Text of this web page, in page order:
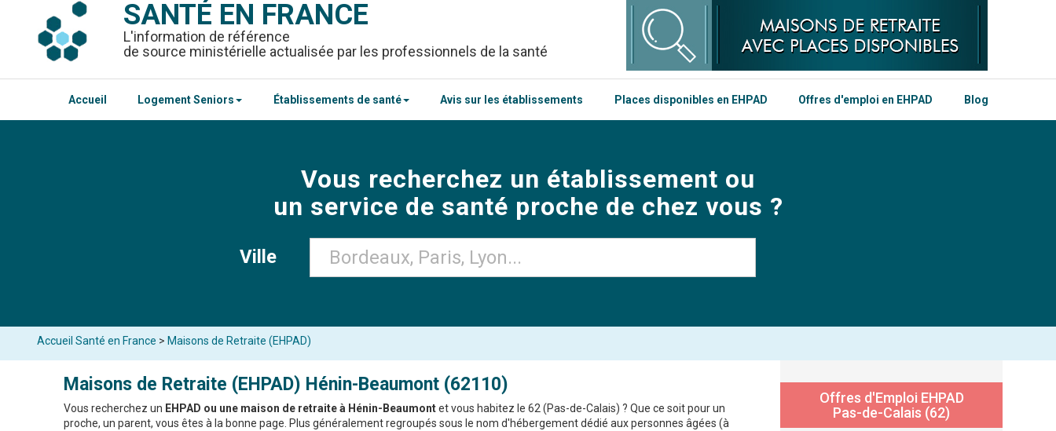
SANTÉ EN FRANCE
L'information de référence
de source ministérielle actualisée par les professionnels de la santé
Accueil Logement Seniors Établissements de santé Avis sur les établissements Places disponibles en EHPAD Offres d'emploi en EHPAD Blog
Vous recherchez un établissement ou
un service de santé proche de chez vous ?
Ville
Accueil Santé en France > Maisons de Retraite (EHPAD)
Maisons de Retraite (EHPAD) Hénin-Beaumont (62110)
Vous recherchez un EHPAD ou une maison de retraite à Hénin-Beaumontet vous habitez le 62 (Pas-de-Calais) ? Que ce soit pour un
proche, un parent, vous êtes à la bonne page. Plus généralement regroupés sous le nom d'hébergement dédié aux personnes âgées (à
Offres d'Emploi EHPAD
Pas-de-Calais (62)